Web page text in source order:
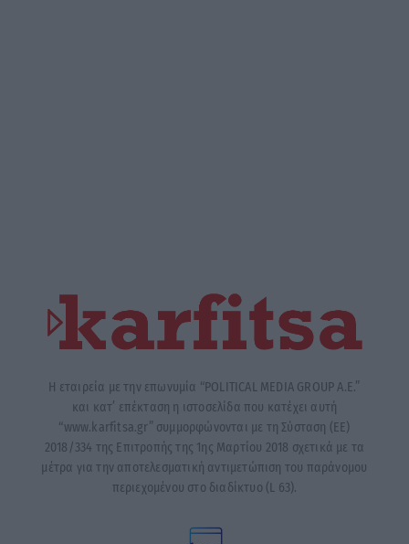
Η εταιρεία με την επωνυμία “POLITICAL MEDIA GROUP A.E.”
και κατ’ επέκταση η ιστοσελίδα που κατέχει αυτή
“www.karfitsa.gr” συμμορφώνονται με τη Σύσταση (ΕΕ)
2018/334 της Επιτροπής της 1ης Μαρτίου 2018 σχετικά με τα
μέτρα για την αποτελεσματική αντιμετώπιση του παράνομου
περιεχομένου στο διαδίκτυο (L 63).